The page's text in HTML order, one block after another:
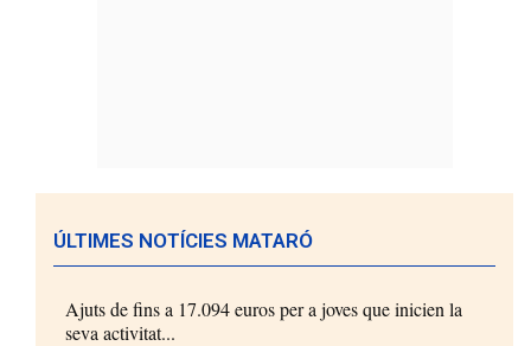
ÚLTIMES NOTÍCIES MATARÓ
Ajuts de fins a 17.094 euros per a joves que inicien la
seva activitat...